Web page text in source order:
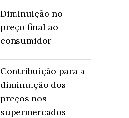
Diminuição no
preço final ao
consumidor
Contribuição para a
diminuição dos
preços nos
supermercados